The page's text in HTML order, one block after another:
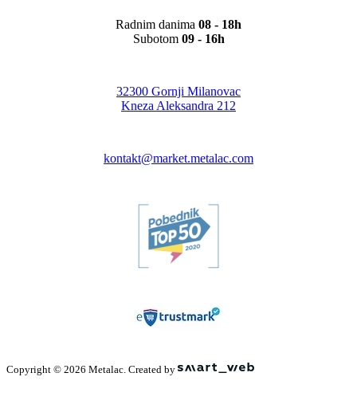
Radnim danima 08 - 18h
Subotom 09 - 16h
32300 Gornji Milanovac
Kneza Aleksandra 212
kontakt@market.metalac.com
Copyright © 2026 Metalac. Created by